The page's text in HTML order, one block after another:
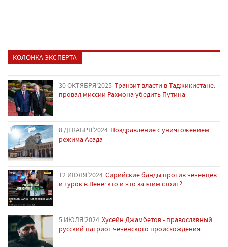
КОЛОНКА ЭКСПЕРТА
30 ОКТЯБРЯ'2025 Транзит власти в Таджикистане:
провал миссии Рахмона убедить Путина
8 ДЕКАБРЯ'2024 Поздравление с уничтожением
режима Асада
12 ИЮЛЯ'2024 Сирийские банды против чеченцев
и турок в Вене: кто и что за этим стоит?
5 ИЮЛЯ'2024 Хусейн Джамбетов - православный
русский патриот чеченского происхождения